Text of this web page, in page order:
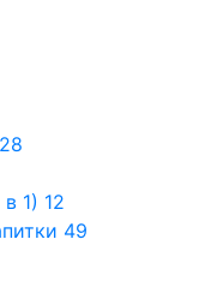
1) 12
49